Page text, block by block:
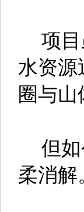
项目
水资
圈与
但如
柔消